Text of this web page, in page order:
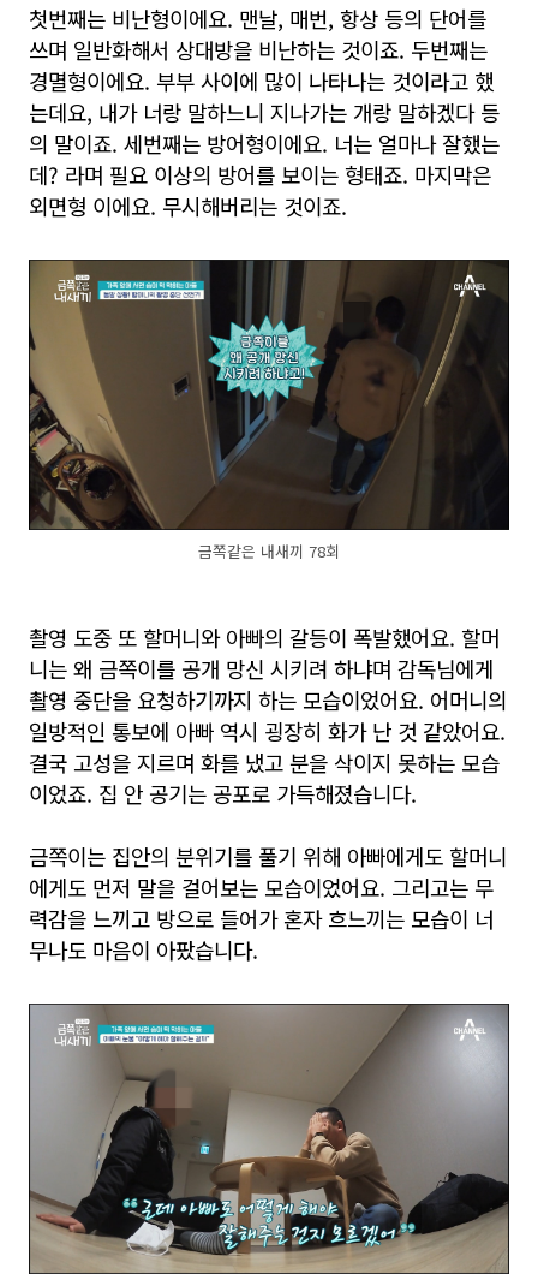
첫번째는 비난형이에요. 맨날, 매번, 항상 등의 단어를
쓰며 일반화해서 상대방을 비난하는 것이죠. 두번째는
경멸형이에요. 부부 사이에 많이 나타나는 것이라고 했
는데요, 내가 너랑 말하느니 지나가는 개랑 말하겠다 등
의 말이죠. 세번째는 방어형이에요. 너는 얼마나 잘했는
데? 라며 필요 이상의 방어를 보이는 형태죠. 마지막은
외면형 이에요. 무시해버리는 것이죠.
금쪽같은 내새끼 78회
촬영 도중 또 할머니와 아빠의 갈등이 폭발했어요. 할머
니는 왜 금쪽이를 공개 망신 시키려 하냐며 감독님에게
촬영 중단을 요청하기까지 하는 모습이었어요. 어머니의
일방적인 통보에 아빠 역시 굉장히 화가 난 것 같았어요.
결국 고성을 지르며 화를 냈고 분을 삭이지 못하는 모습
이었죠. 집 안 공기는 공포로 가득해졌습니다.
금쪽이는 집안의 분위기를 풀기 위해 아빠에게도 할머니
에게도 먼저 말을 걸어보는 모습이었어요. 그리고는 무
력감을 느끼고 방으로 들어가 혼자 흐느끼는 모습이 너
무나도 마음이 아팠습니다.